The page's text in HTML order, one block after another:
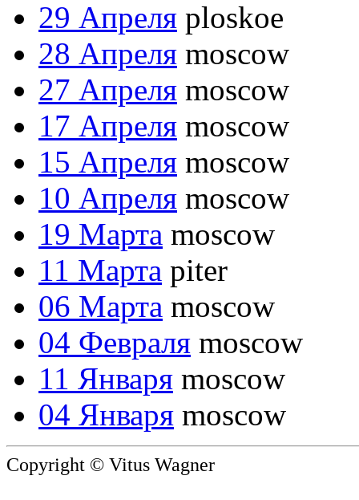
29 Апреля ploskoe
28 Апреля moscow
27 Апреля moscow
17 Апреля moscow
15 Апреля moscow
10 Апреля moscow
19 Марта moscow
11 Марта piter
06 Марта moscow
04 Февраля moscow
11 Января moscow
04 Января moscow
Copyright © Vitus Wagner